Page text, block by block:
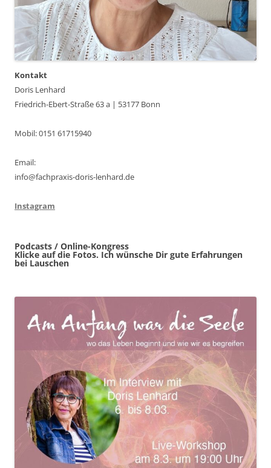
Kontakt
Doris Lenhard
Friedrich-Ebert-Straße 63 a | 53177 Bonn
Mobil: 0151 61715940
Email:
info@fachpraxis-doris-lenhard.de
Instagram
Podcasts / Online-Kongress
Klicke auf die Fotos. Ich wünsche Dir gute Erfahrungen
bei Lauschen